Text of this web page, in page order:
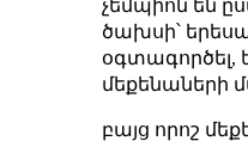
չեմպիոն են
ծախսի՝
օգտագործել,
մեքենաների
բայց որոշ